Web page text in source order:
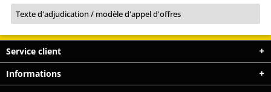
Texte d'adjudication / modèle d'appel d'offres
Service client
Informations